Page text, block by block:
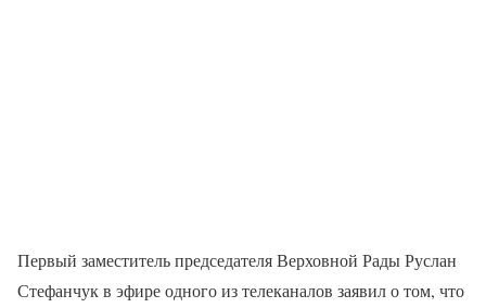
Первый заместитель председателя Верховной Рады Руслан
Стефанчук в эфире одного из телеканалов заявил о том, что